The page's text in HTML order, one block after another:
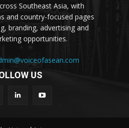
Southeast Asia, with
and country-focused pages
branding, advertising and
opportunities.
US